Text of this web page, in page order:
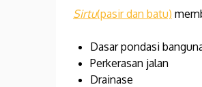
Sirtu(pasir dan batu)
Dasar pondasi
Perkerasan jalan
Drainase